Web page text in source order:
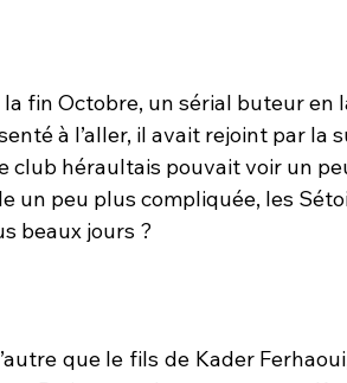
la fin Octobre, un sérial buteur en
à l’aller, il avait rejoint par la
club héraultais pouvait voir un
un peu plus compliquée, les
beaux jours ?
que le fils de Kader